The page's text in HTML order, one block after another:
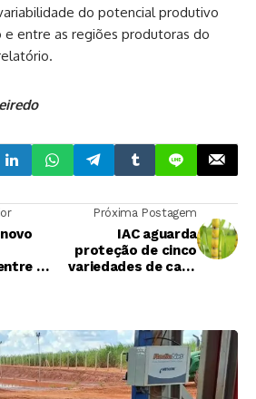
do potencial produtivo
entre as regiões produtoras do
a
Próxima Postagem
IAC aguarda
proteção de cinco
variedades de cana